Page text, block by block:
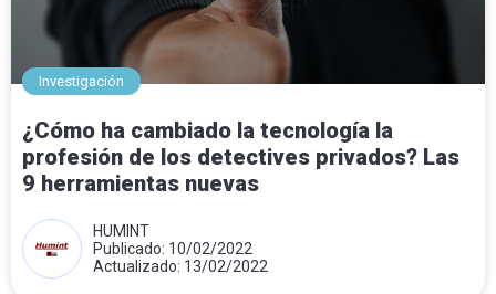
Investigación
¿Cómo ha cambiado la tecnología la
profesión de los detectives privados? Las
9 herramientas nuevas
HUMINT
Publicado: 10/02/2022
Actualizado: 13/02/2022